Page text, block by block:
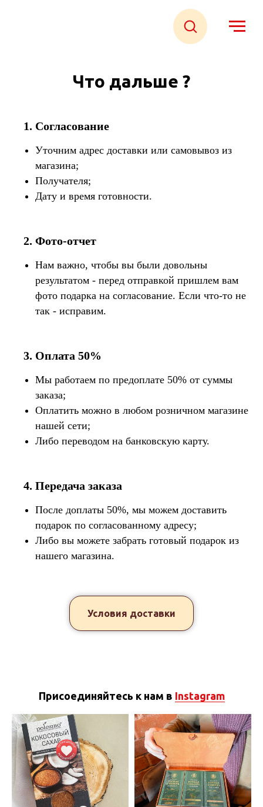
Что дальше ?
1. Согласование
Уточним адрес доставки или самовывоз из
магазина;
Получателя;
Дату и время готовности.
2. Фото-отчет
Нам важно, чтобы вы были довольны
результатом - перед отправкой пришлем вам
фото подарка на согласование. Если что-то не
так - исправим.
3. Оплата 50%
Мы работаем по предоплате 50% от суммы
заказа;
Оплатить можно в любом розничном магазине
нашей сети;
Либо переводом на банковскую карту.
4. Передача заказа
После доплаты 50%, мы можем доставить
подарок по согласованному адресу;
Либо вы можете забрать готовый подарок из
нашего магазина.
Условия доставки
Присоединяйтесь к нам в Instagram